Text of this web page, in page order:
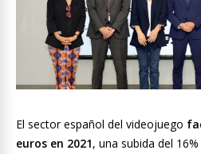
El sector español del videojuego
euros en 2021, una subida del